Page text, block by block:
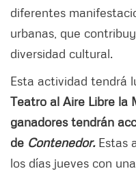
diferentes
urbanas, que
diversidad cultural.
Esta actividad tendrá
Teatro al Aire Libre la
ganadores tendrán
de Contenedor. Estas
los días jueves con